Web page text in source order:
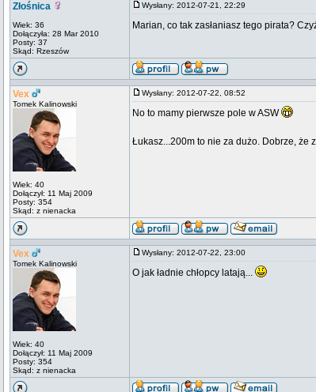
Złośnica
Wiek: 36
Dołączyła: 28 Mar 2010
Posty: 37
Skąd: Rzeszów
Wysłany: 2012-07-21, 22:29
Marian, co tak zasłaniasz tego pirata?
Vex
Tomek Kalinowski
Wiek: 40
Dołączył: 11 Maj 2009
Posty: 354
Skąd: z nienacka
Wysłany: 2012-07-22, 08:52
No to mamy pierwsze pole w ASW
Łukasz...200m to nie za dużo. Dobrze, że
Vex
Tomek Kalinowski
Wiek: 40
Dołączył: 11 Maj 2009
Posty: 354
Skąd: z nienacka
Wysłany: 2012-07-22, 23:00
O jak ładnie chłopcy latają...